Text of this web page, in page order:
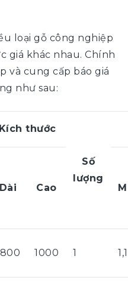
loại gỗ công nghiệp
giá khác nhau. Chính
và cung cấp báo giá
như sau:
Kích thước
Số
lượng
Dài
Cao
1000 1